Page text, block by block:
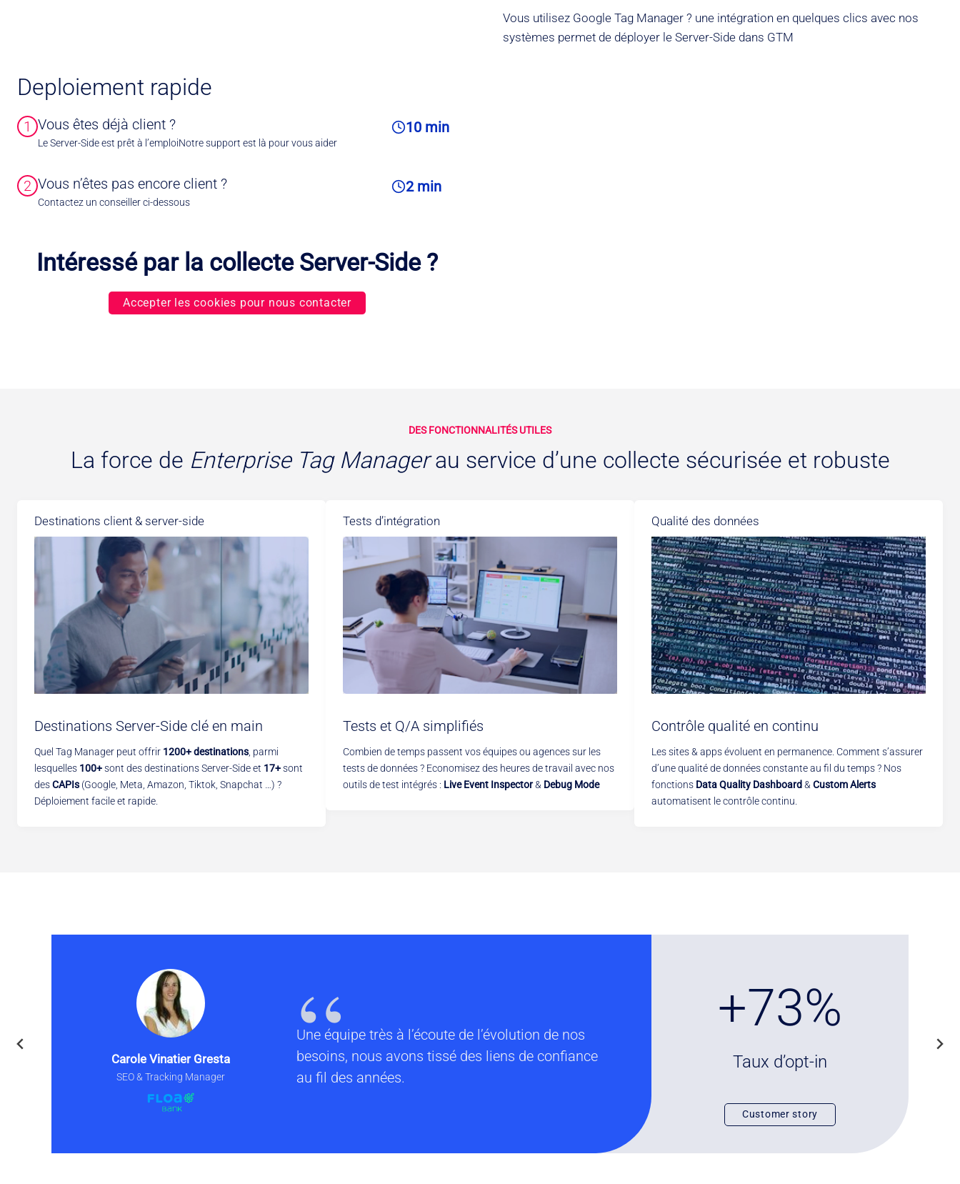
Vous utilisez Google Tag Manager ? une intégration en quelques clics avec nos
systèmes permet de déployer le Server-Side dans GTM
Deploiement rapide
1 Vous êtes déjà client ?
Le Server-Side est prêt à l’emploiNotre support est là pour vous aider
10 min
2 Vous n’êtes pas encore client ?
Contactez un conseiller ci-dessous
2 min
Intéressé par la collecte Server-Side ?
Accepter les cookies pour nous contacter
DES FONCTIONNALITÉS UTILES
La force de Enterprise Tag Managerau service d’une collecte sécurisée et robuste
Destinations client & server-side
Destinations Server-Side clé en main
Quel Tag Manager peut offrir 1200+destinations, parmi
lesquelles 100+sont des destinations Server-Side et 17+sont
desCAPIs (Google, Meta, Amazon, Tiktok, Snapchat …) ?
Déploiement facile et rapide.
Tests d’intégration
Tests et Q/A simplifiés
Combien de temps passent vos équipes ou agences sur les
tests de données ? Economisez des heures de travail avec nos
outils de test intégrés : Live Event Inspector& Debug Mode
Qualité des données
Contrôle qualité en continu
Les sites & apps évoluent en permanence. Comment s’assurer
d’une qualité de données constante au fil du temps ? Nos
fonctions Data Quality Dashboard&Custom Alerts
automatisent le contrôle continu.
Carole Vinatier Gresta
SEO & Tracking Manager “
Une équipe très à l’écoute de l’évolution de nos
besoins, nous avons tissé des liens de confiance
au fil des années.
+73%
Taux d’opt-in
Customer story